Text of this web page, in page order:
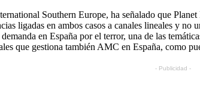
Southern Europe, ha señalado que
ligadas en ambos casos a canales lineales y
en España por el terror, una de las
que gestiona también AMC en España, como
- Publicidad -